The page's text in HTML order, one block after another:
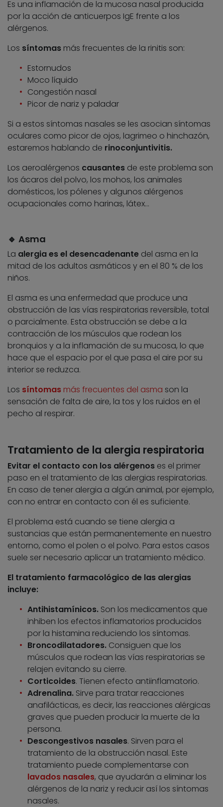
Es una inflamación de la mucosa nasal producida
por la acción de anticuerpos IgE frente a los
alérgenos.
Los síntomas más frecuentes de la rinitis son:
Estornudos
Moco líquido
Congestión nasal
Picor de nariz y paladar
Si a estos síntomas nasales se les asocian síntomas
oculares como picor de ojos, lagrimeo o hinchazón,
estaremos hablando de rinoconjuntivitis.
Los aeroalérgenos causantes de este problema son
los ácaros del polvo, los mohos, los animales
domésticos, los pólenes y algunos alérgenos
ocupacionales como harinas, látex…
🔹 Asma
La alergia es el desencadenante del asma en la
mitad de los adultos asmáticos y en el 80 % de los
niños.
El asma es una enfermedad que produce una
obstrucción de las vías respiratorias reversible, total
o parcialmente. Esta obstrucción se debe a la
contracción de los músculos que rodean los
bronquios y a la inflamación de su mucosa, lo que
hace que el espacio por el que pasa el aire por su
interior se reduzca.
Los síntomas más frecuentes del asma son la
sensación de falta de aire, la tos y los ruidos en el
pecho al respirar.
Tratamiento de la alergia respiratoria
Evitar el contacto con los alérgenos es el primer
paso en el tratamiento de las alergias respiratorias.
En caso de tener alergia a algún animal, por ejemplo,
con no entrar en contacto con él es suficiente.
El problema está cuando se tiene alergia a
sustancias que están permanentemente en nuestro
entorno, como el polen o el polvo. Para estos casos
suele ser necesario aplicar un tratamiento médico.
El tratamiento farmacológico de las alergias
incluye:
Antihistamínicos. Son los medicamentos que
inhiben los efectos inflamatorios producidos
por la histamina reduciendo los síntomas.
Broncodilatadores. Consiguen que los
músculos que rodean las vías respiratorias se
relajen evitando su cierre.
Corticoides. Tienen efecto antiinflamatorio.
Adrenalina. Sirve para tratar reacciones
anafilácticas, es decir, las reacciones alérgicas
graves que pueden producir la muerte de la
persona.
Descongestivos nasales. Sirven para el
tratamiento de la obstrucción nasal. Este
tratamiento puede complementarse con
lavados nasales, que ayudarán a eliminar los
alérgenos de la nariz y reducir así los síntomas
nasales.